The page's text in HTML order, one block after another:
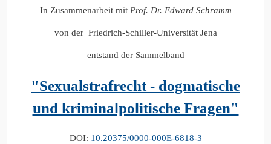
In Zusammenarbeit mit Prof. Dr. Edward Schramm
von der Friedrich-Schiller-Universität Jena
entstand der Sammelband
"Sexualstrafrecht - dogmatische
und kriminalpolitische Fragen"
DOI: 10.20375/0000-000E-6818-3